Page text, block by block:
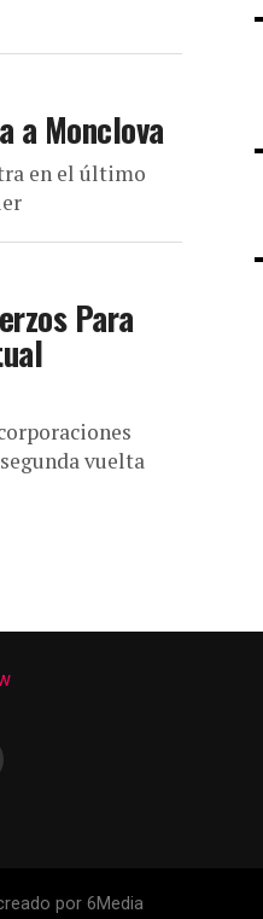
a Monclova
en el último
Para
vuelta
por 6Media